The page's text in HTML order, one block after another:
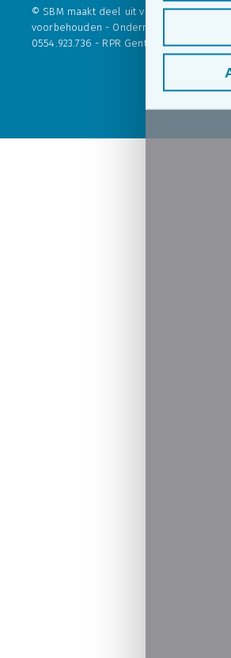
© SBM maakt deel uit van Skilliant BV. -
voorbehouden - Ondernemingsnr.
0554.923.736 - RPR Gent afdeling Brugge